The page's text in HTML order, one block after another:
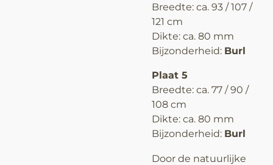
Breedte: ca. 93 / 107 /
121 cm
Dikte: ca. 80 mm
Bijzonderheid: Burl
Plaat 5
Breedte: ca. 77 / 90 /
108 cm
Dikte: ca. 80 mm
Bijzonderheid: Burl
Door de natuurlijke